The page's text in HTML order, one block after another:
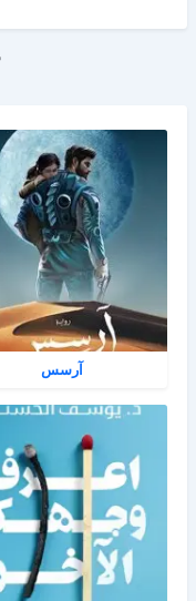
آرسس